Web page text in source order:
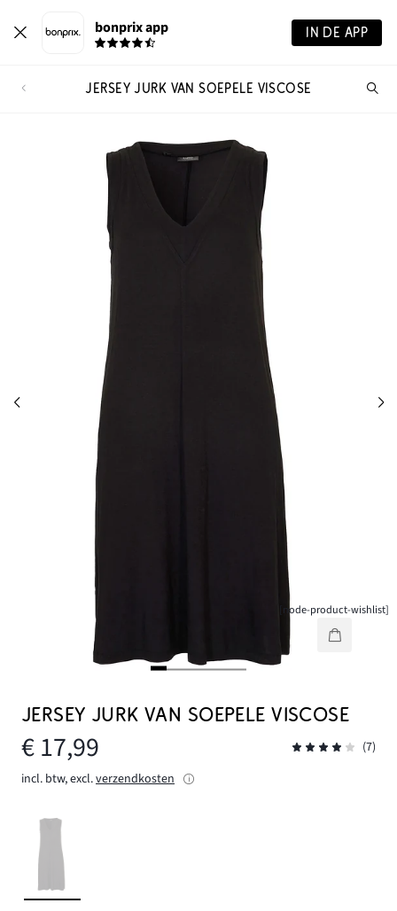
bonprix app IN DE APP
JERSEY JURK VAN SOEPELE VISCOSE
[node-product-wishlist]
JERSEY JURK VAN SOEPELE VISCOSE
€ 17,99
(7)
incl. btw, excl.verzendkosten